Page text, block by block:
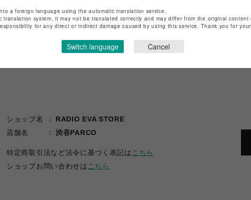
シェアする
ショップ名
RADIO EVA STORE
店舗名
渋谷PARCO
特定商取引法など法令に基づく表記は こちら
ショップお問い合わせは こちら
a foreign language using the automatic translation service.
translation system, it may not be translated correctly and may differ from the original
for any direct or indirect damage caused by using this service. Thank you for
Switch language Cancel